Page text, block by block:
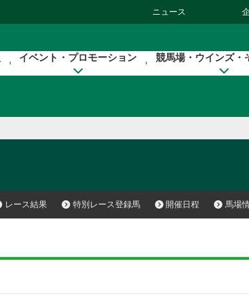
ニュース
イベント・プロモーション 競馬場・ウインズ・
レース結果 特別レース登録馬 開催日程 馬場